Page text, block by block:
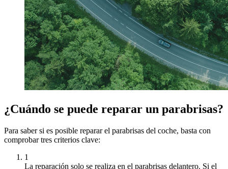
¿Cuándo se puede reparar un parabrisas?
Para saber si es posible reparar el parabrisas del coche, basta con
comprobar tres criterios clave:
1
La reparación solo se realiza en el parabrisas delantero. Si el